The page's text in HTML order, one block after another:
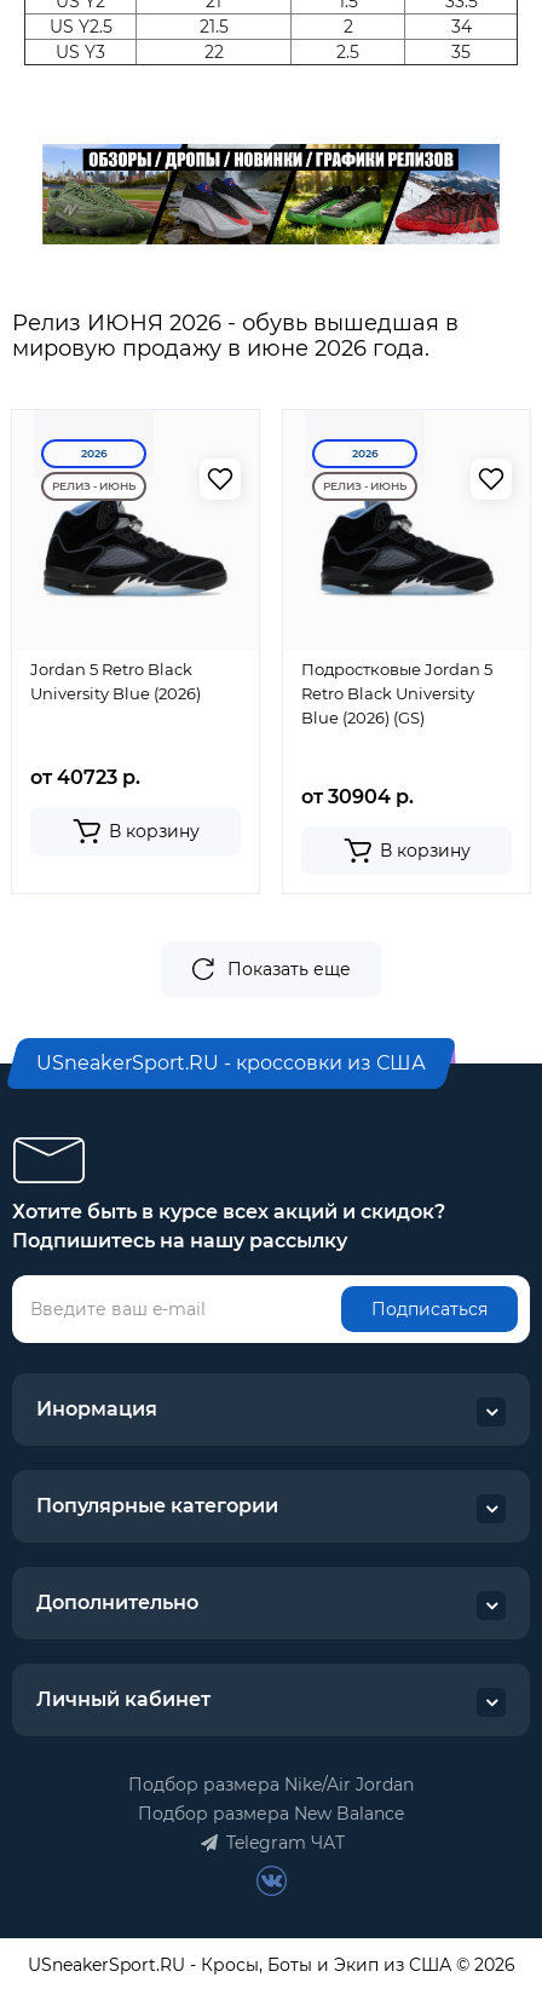
US Y2.5
21.5 2
34
US Y3
22 2.5 35
Релиз ИЮНЯ 2026 - обувь вышедшая в
мировую продажу в июне 2026 года.
2026
РЕЛИЗ - ИЮНЬ
Jordan 5 Retro Black
University Blue (2026)
от 40723 р.
В корзину
2026
РЕЛИЗ - ИЮНЬ
Подростковые Jordan 5
Retro Black University
Blue (2026) (GS)
от 30904 р.
В корзину
Показать еще
USneakerSport.RU - кроссовки из США
Хотите быть в курсе всех акций и скидок?
Подпишитесь на нашу рассылку
Подписаться
Инормация
Популярные категории
Дополнительно
Личный кабинет
Подбор размера Nike/Air Jordan
Подбор размера New Balance
Telegram ЧАТ
USneakerSport.RU - Кросы, Боты и Экип из США © 2026